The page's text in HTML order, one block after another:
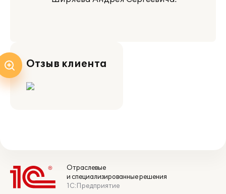
Отзыв клиента
Отраслевые
и специализированные решения
1С:Предприятие